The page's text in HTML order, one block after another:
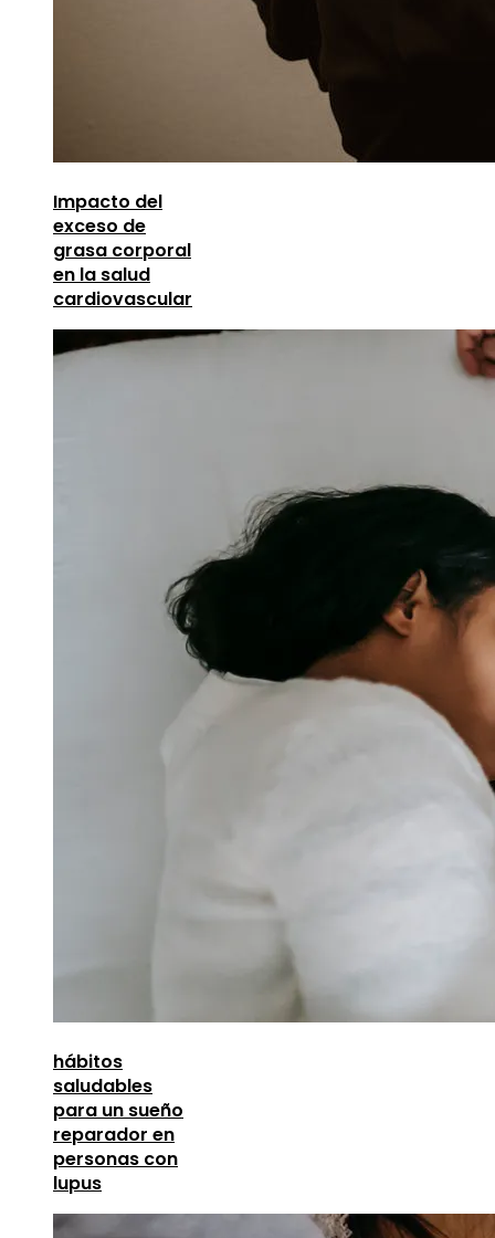
Impacto del
exceso de
grasa corporal
en la salud
cardiovascular
hábitos
saludables
para un sueño
reparador en
personas con
lupus